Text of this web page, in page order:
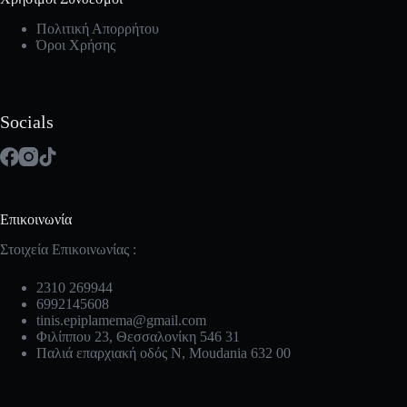
Πολιτική Απορρήτου
Όροι Χρήσης
Socials
Επικοινωνία
Στοιχεία Επικοινωνίας :
2310 269944
6992145608
tinis.epiplamema@gmail.com
Φιλίππου 23, Θεσσαλονίκη 546 31
Παλιά επαρχιακή οδός Ν, Moudania 632 00